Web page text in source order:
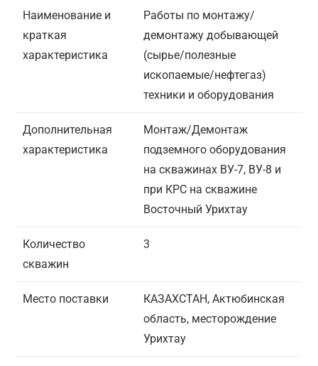
Наименование и
краткая
характеристика
Работы по монтажу/
демонтажу добывающей
(сырье/полезные
ископаемые/нефтегаз)
техники и оборудования
Дополнительная
характеристика
Монтаж/Демонтаж
подземного оборудования
на скважинах ВУ-7, ВУ-8 и
при КРС на скважине
Восточный Урихтау
Количество
скважин
3
Место поставки
КАЗАХСТАН, Актюбинская
область, месторождение
Урихтау